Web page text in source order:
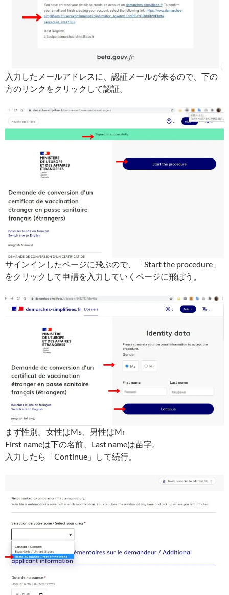
入力したメールアドレスに、認証メールが来るので、下の
方のリンクをクリックして認証。
サインインしたページに飛ぶので、「Start the procedure」
をクリックして申請を入力していくページに飛ぼう。
まず性別。女性はMs、男性はMr
First nameは下の名前、Last nameは苗字。
入力したら「Continue」して続行。